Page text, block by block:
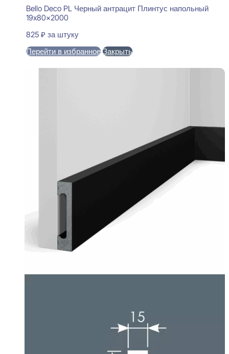
Bello Deco PL Черный антрацит Плинтус напольный
19x80x2000
825 ₽ за штуку
Перейти в избранное Закрыть